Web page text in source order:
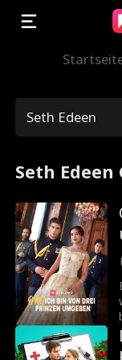
Seth Edeen
Seth